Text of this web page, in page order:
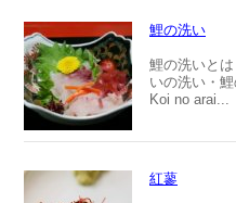
鯉の洗い
鯉の洗いと
いの洗い・
Koi no arai...
紅蓼